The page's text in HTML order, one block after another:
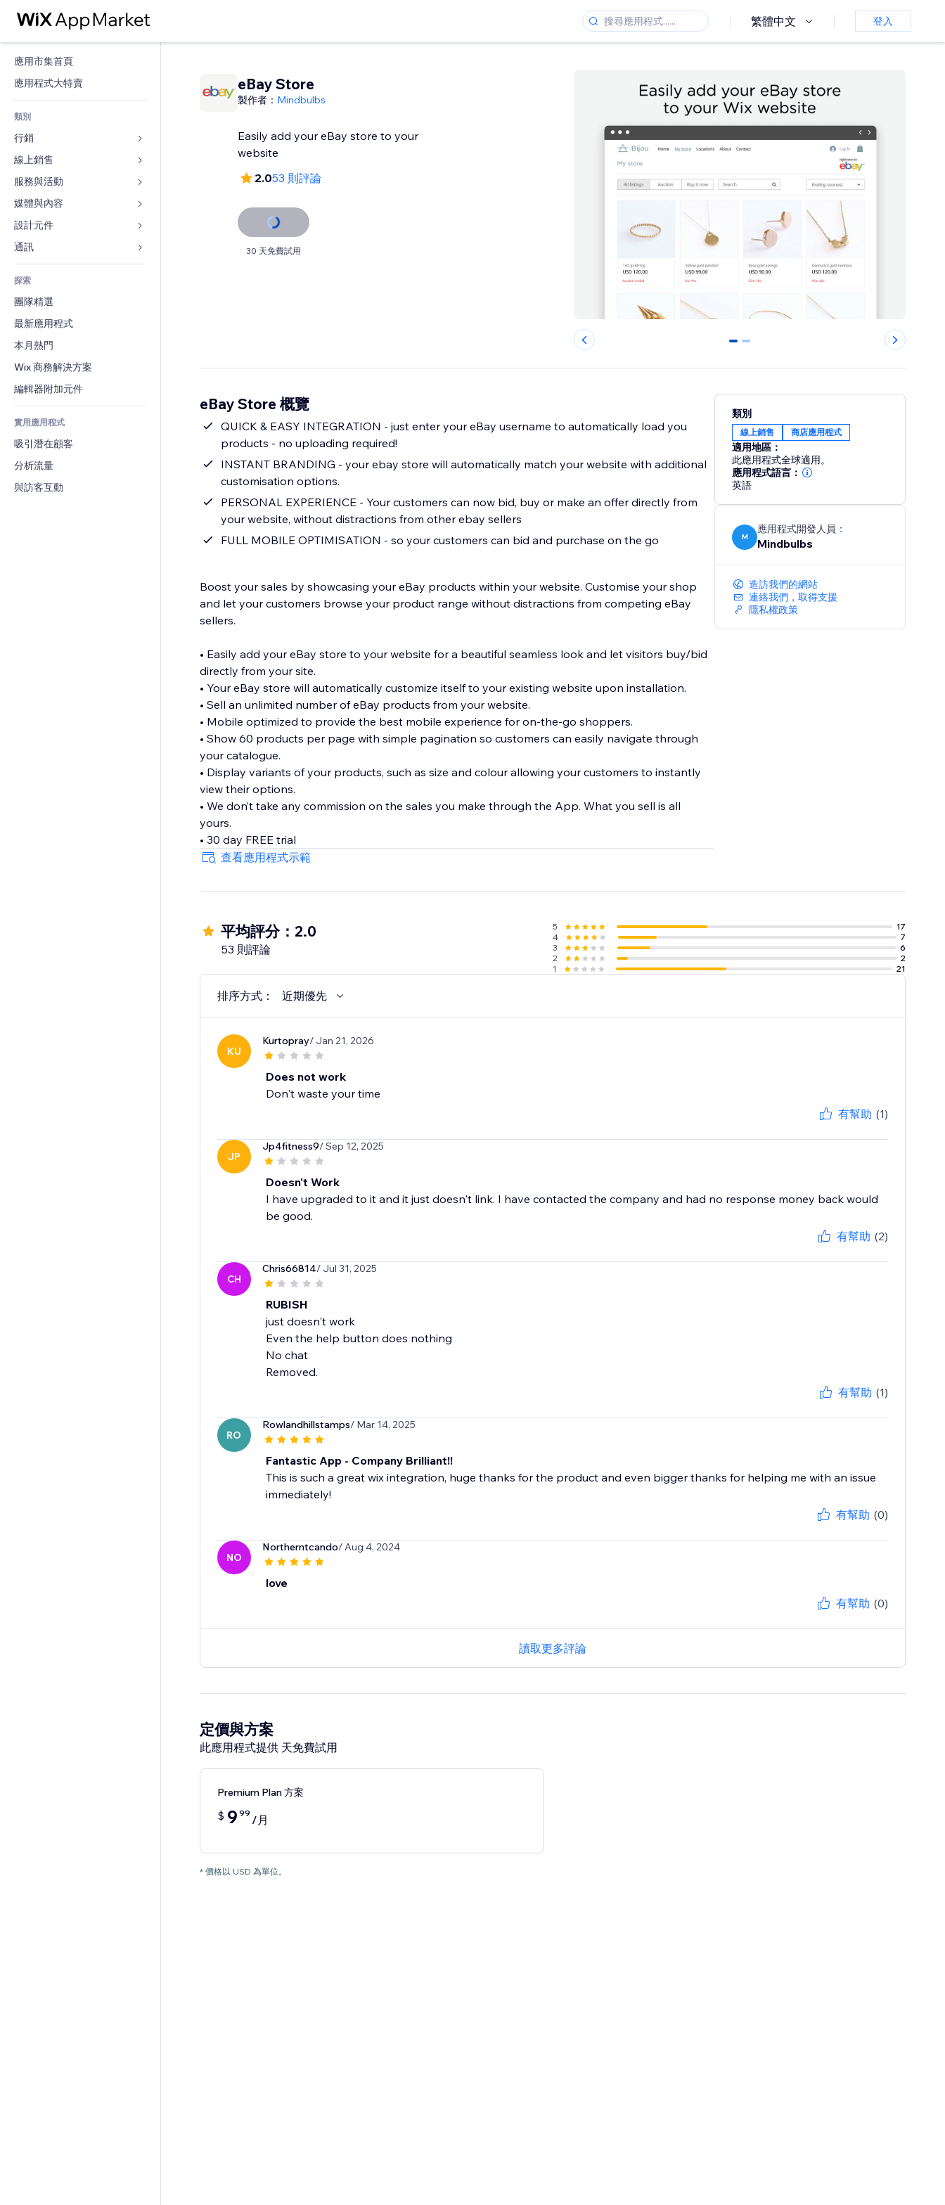
繁體中文 登入
應用市集首頁
應用程式大特賣
類別
行銷
廣告
行動裝置
分析
社交
發佈網站
電子郵件
轉換率
線上銷售
商店應用程式
出貨與送貨
付款按鈕
網路課程
會計
優惠券與酬賓計劃
倉儲解決方案
廠商直送
食品及飲料
服務與活動
旅館
活動
餐廳
不動產
預訂
媒體與內容
圖庫
音樂
Podcast
相片
影片
PDF
檔案分享
新聞
內容服務
設計元件
地圖與導航
隱私與安全性
時鐘
網頁範本
圖片效果
按鈕與選單
橫幅與徽章
計算機
搜尋
天氣
圖表與表格
表單
部落格
投票
聊天
留言
電話
社群
評價與推薦
CRM
探索
團隊精選
最新應用程式
本月熱門
Wix 商務解決方案
編輯器附加元件
實用應用程式
吸引潛在顧客
分析流量
與訪客互動
eBay Store
製作者： Mindbulbs
Easily add your eBay store to your
website
2.053 則評論
30 天免費試用
0 1
eBay Store 概覽
QUICK & EASY INTEGRATION - just enter your eBay username to automatically load you
products - no uploading required!
INSTANT BRANDING - your ebay store will automatically match your website with additional
customisation options.
PERSONAL EXPERIENCE - Your customers can now bid, buy or make an offer directly from
your website, without distractions from other ebay sellers
FULL MOBILE OPTIMISATION - so your customers can bid and purchase on the go
Boost your sales by showcasing your eBay products within your website. Customise your shop
and let your customers browse your product range without distractions from competing eBay
sellers.
• Easily add your eBay store to your website for a beautiful seamless look and let visitors buy/bid
directly from your site.
• Your eBay store will automatically customize itself to your existing website upon installation.
• Sell an unlimited number of eBay products from your website.
• Mobile optimized to provide the best mobile experience for on-the-go shoppers.
• Show 60 products per page with simple pagination so customers can easily navigate through
your catalogue.
• Display variants of your products, such as size and colour allowing your customers to instantly
view their options.
• We don’t take any commission on the sales you make through the App. What you sell is all
yours.
• 30 day FREE trial
查看應用程式示範
類別
線上銷售 商店應用程式
適用地區：
此應用程式全球適用。
應用程式語言：
英語
M
應用程式開發人員：
Mindbulbs
造訪我們的網站
連絡我們，取得支援
隱私權政策
平均評分：2.0
53 則評論
5
17
4
7
3
6
2
2
1
21
排序方式： 近期優先
KU
Kurtopray/ Jan 21, 2026
Does not work
Don't waste your time
有幫助 (1)
JP
Jp4fitness9/ Sep 12, 2025
Doesn't Work
I have upgraded to it and it just doesn't link. I have contacted the company and had no response money back would
be good.
有幫助 (2)
CH
Chris66814/ Jul 31, 2025
RUBISH
just doesn't work
Even the help button does nothing
No chat
Removed.
有幫助 (1)
RO
Rowlandhillstamps/ Mar 14, 2025
Fantastic App - Company Brilliant!!
This is such a great wix integration, huge thanks for the product and even bigger thanks for helping me with an issue
immediately!
有幫助 (0)
NO
Northerntcando/ Aug 4, 2024
love
有幫助 (0)
讀取更多評論
定價與方案
此應用程式提供 天免費試用
Premium Plan 方案
$ 9 99 /月
* 價格以 USD 為單位。